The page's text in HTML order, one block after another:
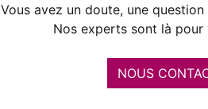
Vous avez un doute, une
Nos experts sont là pour
NOUS